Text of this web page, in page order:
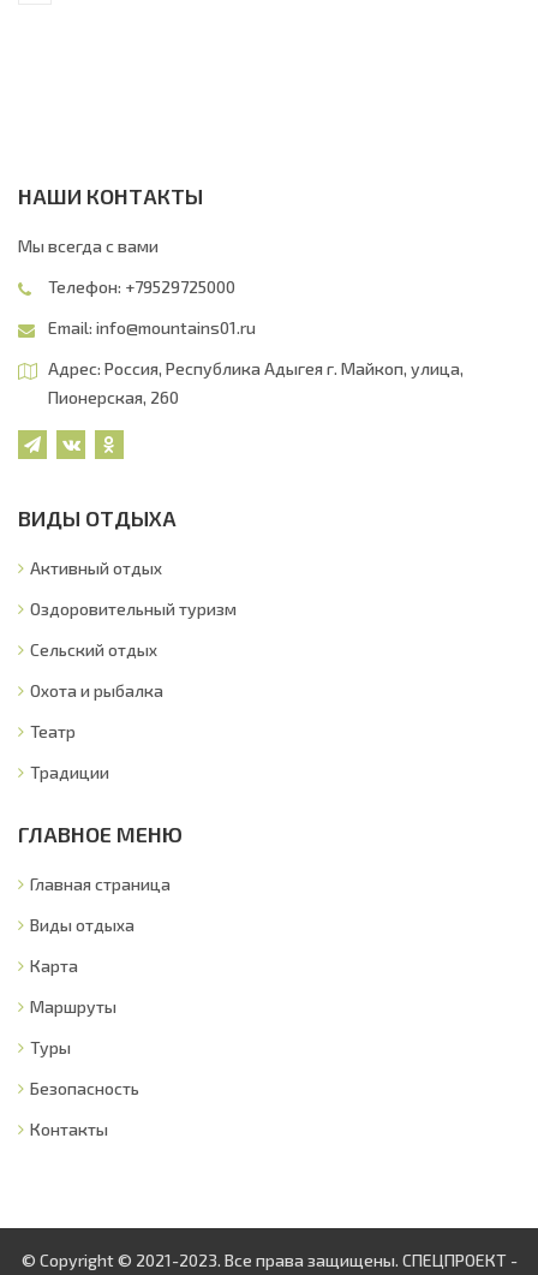
НАШИ КОНТАКТЫ
Мы всегда с вами
Телефон: +79529725000
Email: info@mountains01.ru
Адрес: Россия, Республика Адыгея г. Майкоп, улица,
Пионерская, 260
ВИДЫ ОТДЫХА
Активный отдых
Оздоровительный туризм
Сельский отдых
Охота и рыбалка
Театр
Традиции
ГЛАВНОЕ МЕНЮ
Главная страница
Виды отдыха
Карта
Маршруты
Туры
Безопасность
Контакты
© Copyright © 2021-2023. Все права защищены. СПЕЦПРОЕКТ -